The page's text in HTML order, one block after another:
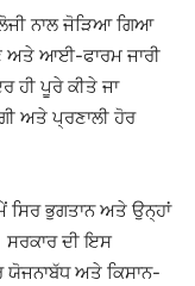
ਨਾਲ ਜੋੜਿਆ ਗਿਆ
ਅਤੇ ਆਈ-ਫਾਰਮ ਜਾਰੀ
ਹੀ ਪੂਰੇ ਕੀਤੇ ਜਾ
ਅਤੇ ਪ੍ਰਣਾਲੀ ਹੋਰ
ਸਿਰ ਭੁਗਤਾਨ ਅਤੇ ਉਨ੍ਹਾਂ
ਸਰਕਾਰ ਦੀ ਇਸ
ਯੋਜਨਾਬੱਧ ਅਤੇ ਕਿਸਾਨ-